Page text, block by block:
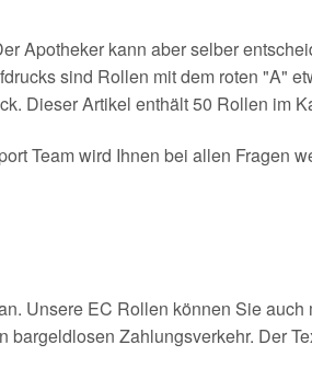
Apotheker kann aber selber
sind Rollen mit dem roten "A"
Dieser Artikel enthält 50 Rollen im
Team wird Ihnen bei allen Fragen
Unsere EC Rollen können Sie auch
Zahlungsverkehr. Der